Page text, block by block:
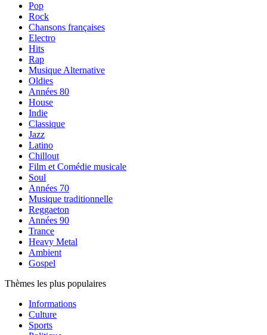
Pop
Rock
Chansons françaises
Electro
Hits
Rap
Musique Alternative
Oldies
Années 80
House
Indie
Classique
Jazz
Latino
Chillout
Film et Comédie musicale
Soul
Années 70
Musique traditionnelle
Reggaeton
Années 90
Trance
Heavy Metal
Ambient
Gospel
Thèmes les plus populaires
Informations
Culture
Sports